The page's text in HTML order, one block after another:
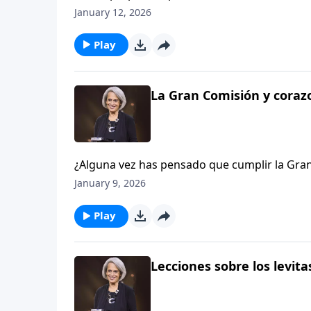
preocupación? Robert Wolgemuth estaba
vida. Escucha este edificante episodio en
January 12, 2026
Play
La Gran Comisión y
¿Alguna vez has pensado que cumplir la
todo el mundo y predicar el evangelio? Ed
January 9, 2026
Play
Lecciones sobre los